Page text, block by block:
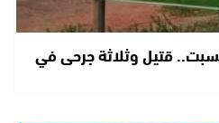
قتيل وثلاثة جرحى في